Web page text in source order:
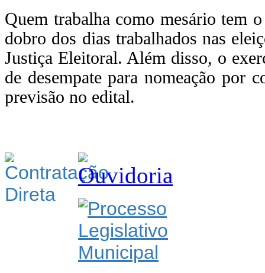
Quem trabalha como mesário tem
dobro dos dias trabalhados nas
Justiça Eleitoral. Além disso, o
de desempate para nomeação por
previsão no edital.